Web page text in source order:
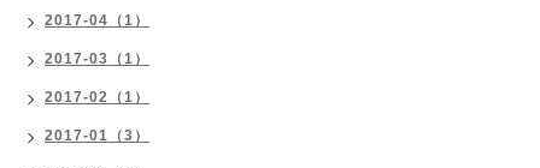
2017-04（1）
2017-03（1）
2017-02（1）
2017-01（3）